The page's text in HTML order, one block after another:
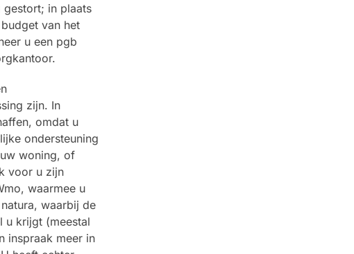
in plaats
van het
u een pgb
zijn. In
omdat u
ondersteuning
woning, of
voor u zijn
waarmee u
waarbij de
u krijgt (meestal
inspraak meer in